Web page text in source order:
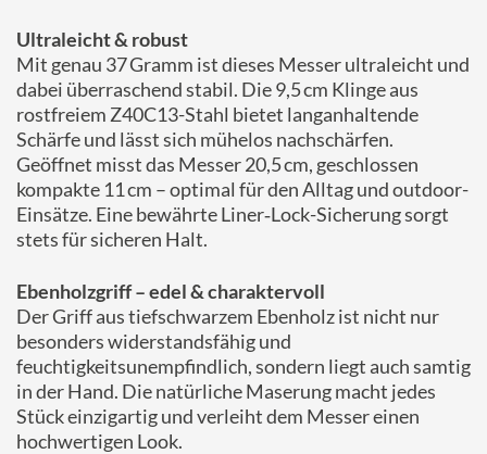
Ultraleicht & robust
Mit genau 37 Gramm ist dieses Messer ultraleicht und
dabei überraschend stabil. Die 9,5 cm Klinge aus
rostfreiem Z40C13-Stahl bietet langanhaltende
Schärfe und lässt sich mühelos nachschärfen.
Geöffnet misst das Messer 20,5 cm, geschlossen
kompakte 11 cm – optimal für den Alltag und outdoor-
Einsätze. Eine bewährte Liner‑Lock-Sicherung sorgt
stets für sicheren Halt.
Ebenholzgriff – edel & charaktervoll
Der Griff aus tiefschwarzem Ebenholz ist nicht nur
besonders widerstandsfähig und
feuchtigkeitsunempfindlich, sondern liegt auch samtig
in der Hand. Die natürliche Maserung macht jedes
Stück einzigartig und verleiht dem Messer einen
hochwertigen Look.